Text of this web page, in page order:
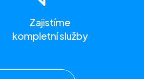
Zajistíme
kompletní služby